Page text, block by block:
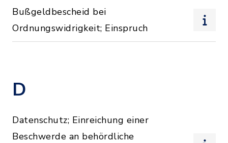
Bußgeldbescheid bei
Ordnungswidrigkeit; Einspruch
D
Datenschutz; Einreichung einer
Beschwerde an behördliche